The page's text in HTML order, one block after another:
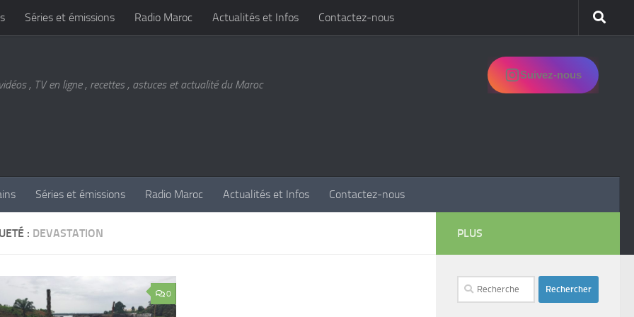
Séries et émissions Radio Maroc Actualités et Infos Contactez-nous
, TV en ligne , recettes , astuces et actualité du Maroc
Suivez-nous
Séries et émissions Radio Maroc Actualités et Infos Contactez-nous
: DEVASTATION
0
PLUS
Rechercher :